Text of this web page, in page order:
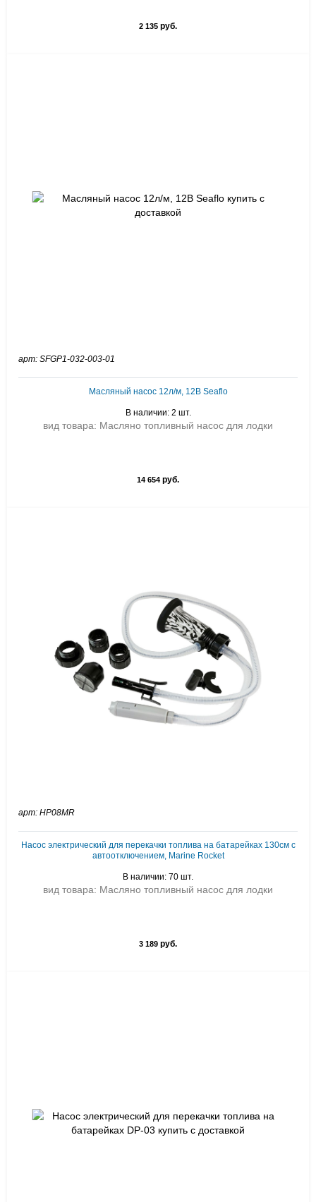
2 135 руб.
арт: SFGP1-032-003-01
Масляный насос 12л/м, 12В Seaflo
В наличии: 2 шт.
вид товара: Масляно топливный насос для лодки
14 654 руб.
арт: HP08MR
Насос электрический для перекачки топлива на батарейках 130см с
автоотключением, Marine Rocket
В наличии: 70 шт.
вид товара: Масляно топливный насос для лодки
3 189 руб.